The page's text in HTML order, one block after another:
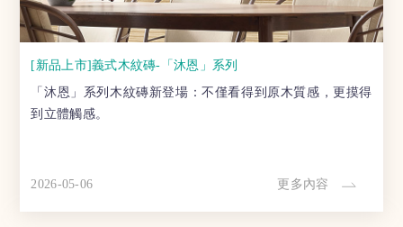
[新品上市]義式木紋磚-「沐恩」系列
「沐恩」系列木紋磚新登場：不僅看得到原木質感，更摸得
到立體觸感。
2026-05-06 更多內容